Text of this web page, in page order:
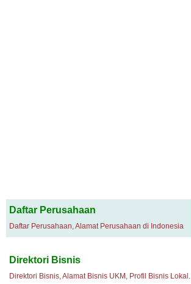
Daftar Perusahaan
Daftar Perusahaan, Alamat Perusahaan di Indonesia
Direktori Bisnis
Direktori Bisnis, Alamat Bisnis UKM, Profil Bisnis Lokal.